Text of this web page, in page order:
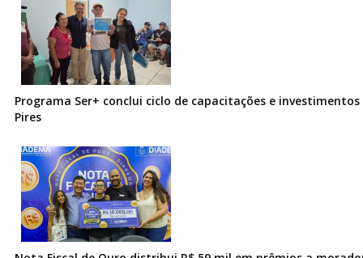
Programa Ser+ conclui ciclo de capacitações e
Pires